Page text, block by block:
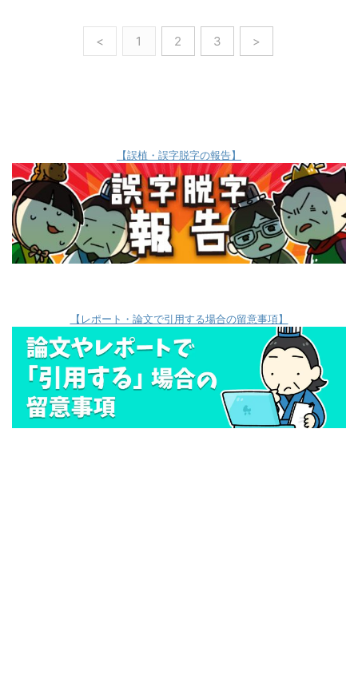
< 1 2 3 >
【誤植・誤字脱字の報告】
【レポート・論文で引用する場合の留意事項】